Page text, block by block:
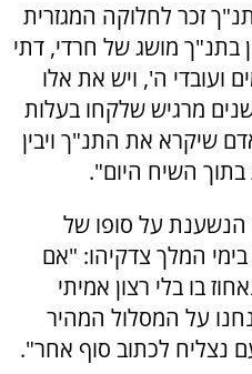
זכר לחלוקה המגזרית
בתנ"ך מושג של חרדי, דתי
ועובדי ה', ויש את אלו
מרגיש שלקחו בעלות
שיקרא את התנ"ך ויבין
השיח היום".
הנשענת על סופו של
המלך צדקיהו: "אם
בו בלי רצון אמיתי
על המסלול המהיר
נצליח לכתוב סוף אחר".